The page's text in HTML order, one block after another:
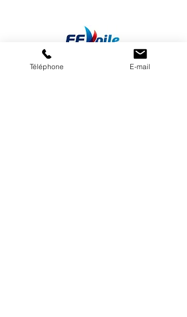
Téléphone E-mail